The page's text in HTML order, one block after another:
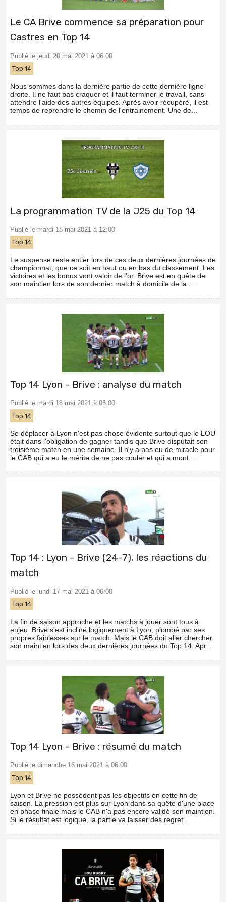
Le CA Brive commence sa préparation pour
Castres en Top 14
Publié le jeudi 20 mai 2021 à 06:00
Top 14
Nous sommes dans la dernière partie de cette dernière ligne
droite. Il ne faut pas craquer et il faut terminer le travail, sans
attendre l'aide des autres équipes. Après avoir récupéré, il est
temps de reprendre le chemin de l'entrainement. Une de...
La programmation TV de la J25 du Top 14
Publié le mardi 18 mai 2021 à 12:00
Top 14
Le suspense reste entier lors de ces deux dernières journées de
championnat, que ce soit en haut ou en bas du classement. Les
victoires et les bonus vont valoir de l'or. Brive est en quête de
son maintien lors de son dernier match à domicile de la ...
Top 14 Lyon - Brive : analyse du match
Publié le mardi 18 mai 2021 à 06:00
Top 14
Se déplacer à Lyon n'est pas chose évidente surtout que le LOU
était dans l'obligation de gagner tandis que Brive disputait son
troisième match en une semaine. Il n'y a pas eu de miracle pour
le CAB qui a eu le mérite de ne pas couler et qui a mont...
Top 14 : Lyon - Brive (24-7), les réactions du
match
Publié le lundi 17 mai 2021 à 06:00
Top 14
La fin de saison approche et les matchs à jouer sont tous à
enjeu. Brive s'est incliné logiquement à Lyon, plombé par ses
propres faiblesses sur le match. Mais le CAB doit aller chercher
son maintien lors des deux dernières journées du Top 14. Apr...
Top 14 Lyon - Brive : résumé du match
Publié le dimanche 16 mai 2021 à 06:00
Top 14
Lyon et Brive ne possèdent pas les objectifs en cette fin de
saison. La pression est plus sur Lyon dans sa quête d'une place
en phase finale mais le CAB n'a pas encore validé son maintien.
Si le résultat est logique, la partie va laisser des regret...